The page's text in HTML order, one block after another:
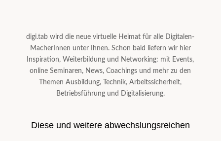
digi.tab wird die neue virtuelle Heimat für alle Digitalen-
MacherInnen unter Ihnen. Schon bald liefern wir hier
Inspiration, Weiterbildung und Networking: mit Events,
online Seminaren, News, Coachings und mehr zu den
Themen Ausbildung, Technik, Arbeitssicherheit,
Betriebsführung und Digitalisierung.
Diese und weitere abwechslungsreichen